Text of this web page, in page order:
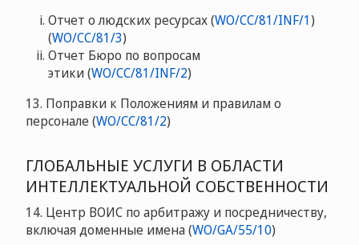
Отчет о людских ресурсах (WO/CC/81/INF/1)
(WO/CC/81/3)
Отчет Бюро по вопросам
этики (WO/CC/81/INF/2)
13. Поправки к Положениям и правилам о
персонале (WO/CC/81/2)
ГЛОБАЛЬНЫЕ УСЛУГИ В ОБЛАСТИ
ИНТЕЛЛЕКТУАЛЬНОЙ СОБСТВЕННОСТИ
14. Центр ВОИС по арбитражу и посредничеству,
включая доменные имена (WO/GA/55/10)